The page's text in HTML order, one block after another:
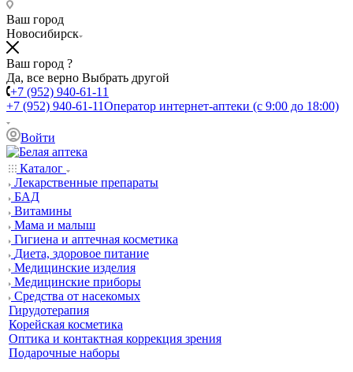
Ваш город
Новосибирск
Ваш город ?
Да, все верно Выбрать другой
+7 (952) 940-61-11
+7 (952) 940-61-11Оператор интернет-аптеки (с 9:00 до 18:00)
Войти
Каталог
Лекарственные препараты
БАД
Витамины
Мама и малыш
Гигиена и аптечная косметика
Диета, здоровое питание
Медицинские изделия
Медицинские приборы
Средства от насекомых
Гирудотерапия
Корейская косметика
Оптика и контактная коррекция зрения
Подарочные наборы